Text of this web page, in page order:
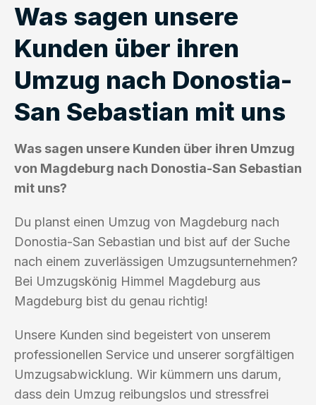
Was sagen unsere
Kunden über ihren
Umzug nach Donostia-
San Sebastian mit uns
Was sagen unsere Kunden über ihren Umzug
von Magdeburg nach Donostia-San Sebastian
mit uns?
Du planst einen Umzug von Magdeburg nach
Donostia-San Sebastian und bist auf der Suche
nach einem zuverlässigen Umzugsunternehmen?
Bei Umzugskönig Himmel Magdeburg aus
Magdeburg bist du genau richtig!
Unsere Kunden sind begeistert von unserem
professionellen Service und unserer sorgfältigen
Umzugsabwicklung. Wir kümmern uns darum,
dass dein Umzug reibungslos und stressfrei